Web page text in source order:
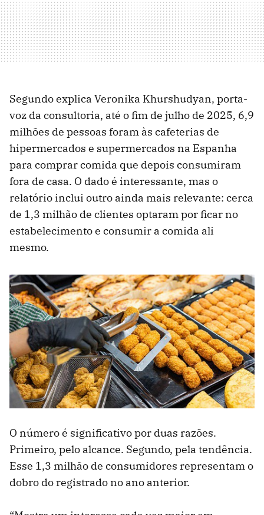
Segundo explica Veronika Khurshudyan, porta-
voz da consultoria, até o fim de julho de 2025, 6,9
milhões de pessoas foram às cafeterias de
hipermercados e supermercados na Espanha
para comprar comida que depois consumiram
fora de casa. O dado é interessante, mas o
relatório inclui outro ainda mais relevante: cerca
de 1,3 milhão de clientes optaram por ficar no
estabelecimento e consumir a comida ali
mesmo.
O número é significativo por duas razões.
Primeiro, pelo alcance. Segundo, pela tendência.
Esse 1,3 milhão de consumidores representam o
dobro do registrado no ano anterior.